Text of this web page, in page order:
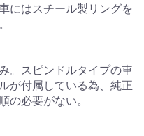
にはスチール製リングを
。スピンドルタイプの車
が付属している為、純正
の必要がない。